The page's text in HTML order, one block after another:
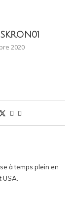
2020
à temps plein en